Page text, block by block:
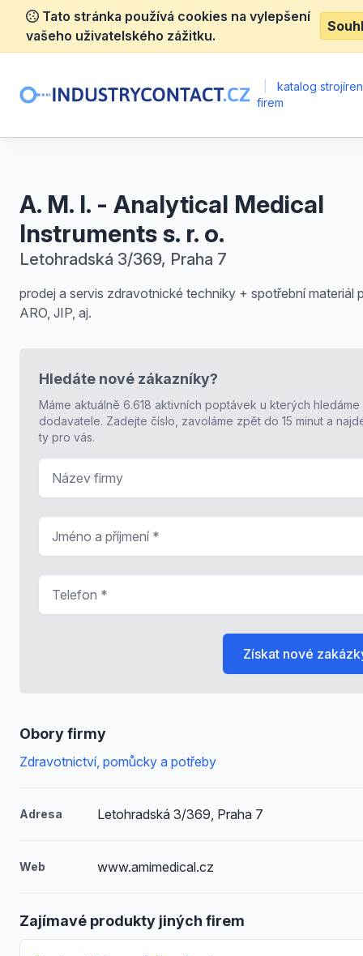
Tato stránka používá cookies na vylepšení
vašeho uživatelského zážitku.
katalog
firem
A. M. I. - Analytical Medical
Instruments s. r. o.
Letohradská 3/369, Praha 7
prodej a servis zdravotnické techniky + spotřební materiál
ARO, JIP, aj.
Obory firmy
Zdravotnictví, pomůcky a potřeby
Adresa Letohradská 3/369, Praha 7
Web www.amimedical.cz
Zajímavé produkty jiných firem
Hledáte nové zákazníky?
Máme aktuálně 6.618 aktivních poptávek u kterých hledáme
dodavatele. Zadejte číslo, zavoláme zpět do 15 minut a
ty pro vás.
Získat nové